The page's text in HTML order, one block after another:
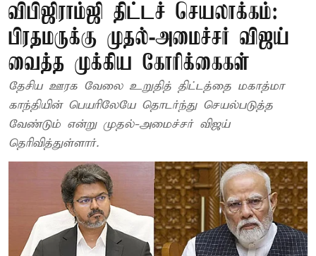
விபிஜிராம்ஜி திட்டச் செயலாக்கம்:
பிரதமருக்கு முதல்-அமைச்சர் விஜய்
வைத்த முக்கிய கோரிக்கைகள்
தேசிய ஊரக வேலை உறுதித் திட்டத்தை மகாத்மா
காந்தியின் பெயரிலேயே தொடர்ந்து செயல்படுத்த
வேண்டும் என்று முதல்-அமைச்சர் விஜய்
தெரிவித்துள்ளார்.